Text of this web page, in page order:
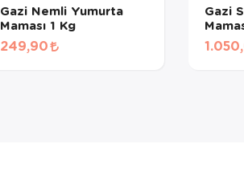
Gazi Nemli Yumurta
Maması 1 Kg
249,90
Gazi